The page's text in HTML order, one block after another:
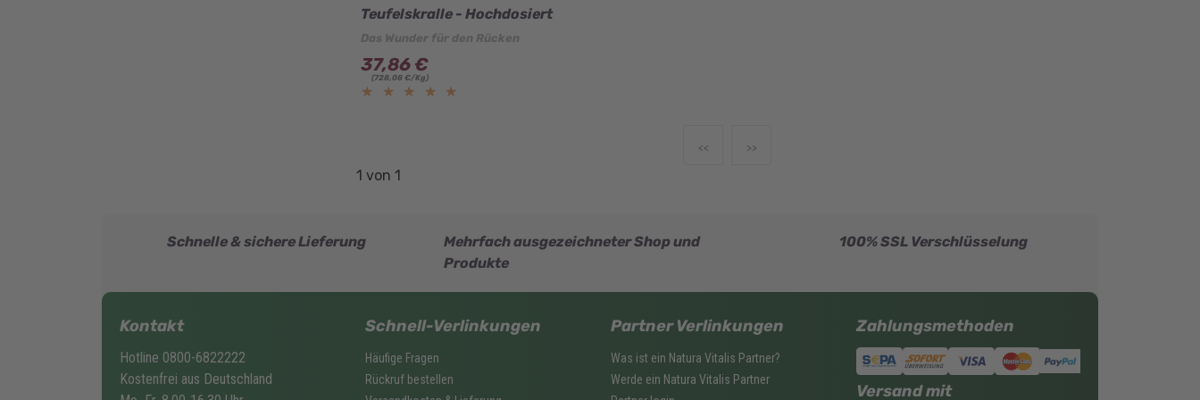
Teufelskralle - Hochdosiert
Das Wunder für den Rücken
37,86 €
(728,08 €/Kg)
★★★★★
★★★★★
<< >>
1 von 1
Schnelle & sichere Lieferung
Mehrfach ausgezeichneter Shop und
Produkte
100% SSL Verschlüsselung
Kontakt
Hotline 0800-6822222
Kostenfrei aus Deutschland
Schnell-Verlinkungen
Häufige Fragen
Rückruf bestellen
Partner Verlinkungen
Was ist ein Natura Vitalis Partner?
Werde ein Natura Vitalis Partner
Zahlungsmethoden
Versand mit